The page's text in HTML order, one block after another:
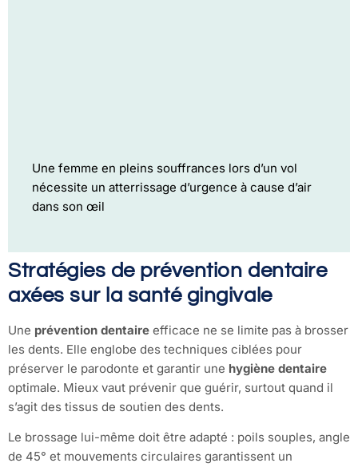
Une femme en pleins souffrances lors d’un vol
nécessite un atterrissage d’urgence à cause d’air
dans son œil
Stratégies de prévention dentaire
axées sur la santé gingivale
Une prévention dentaire efficace ne se limite pas à brosser
les dents. Elle englobe des techniques ciblées pour
préserver le parodonte et garantir une hygiène dentaire
optimale. Mieux vaut prévenir que guérir, surtout quand il
s’agit des tissus de soutien des dents.
Le brossage lui-même doit être adapté : poils souples, angle
de 45° et mouvements circulaires garantissent un